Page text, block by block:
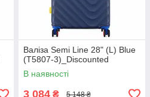
Валіза Semi Line 28" (L) Blue
(T5807-3)_Discounted
В наявності
3 084 ₴ 5 148 ₴